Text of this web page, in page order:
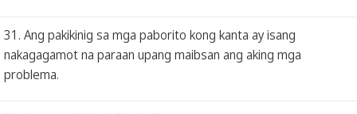
31. Ang pakikinig sa mga paborito kong kanta ay isang
nakagagamot na paraan upang maibsan ang aking mga
problema.